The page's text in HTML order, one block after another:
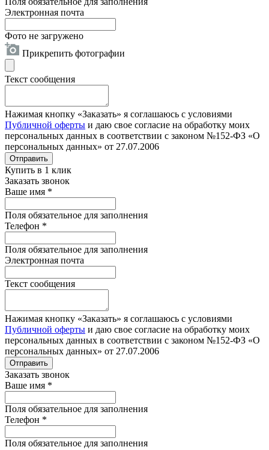
Электронная почта
Фото не загружено
Прикрепить фотографии
Текст сообщения
Нажимая кнопку «Заказать» я соглашаюсь с условиями
Публичной оферты и даю свое согласие на обработку моих
персональных данных в соответствии с законом №152-ФЗ «О
персональных данных» от 27.07.2006
Отправить
Купить в 1 клик
Заказать звонок
Ваше имя *
Поля обязательное для заполнения
Телефон *
Поля обязательное для заполнения
Электронная почта
Текст сообщения
Нажимая кнопку «Заказать» я соглашаюсь с условиями
Публичной оферты и даю свое согласие на обработку моих
персональных данных в соответствии с законом №152-ФЗ «О
персональных данных» от 27.07.2006
Отправить
Заказать звонок
Ваше имя *
Поля обязательное для заполнения
Телефон *
Поля обязательное для заполнения